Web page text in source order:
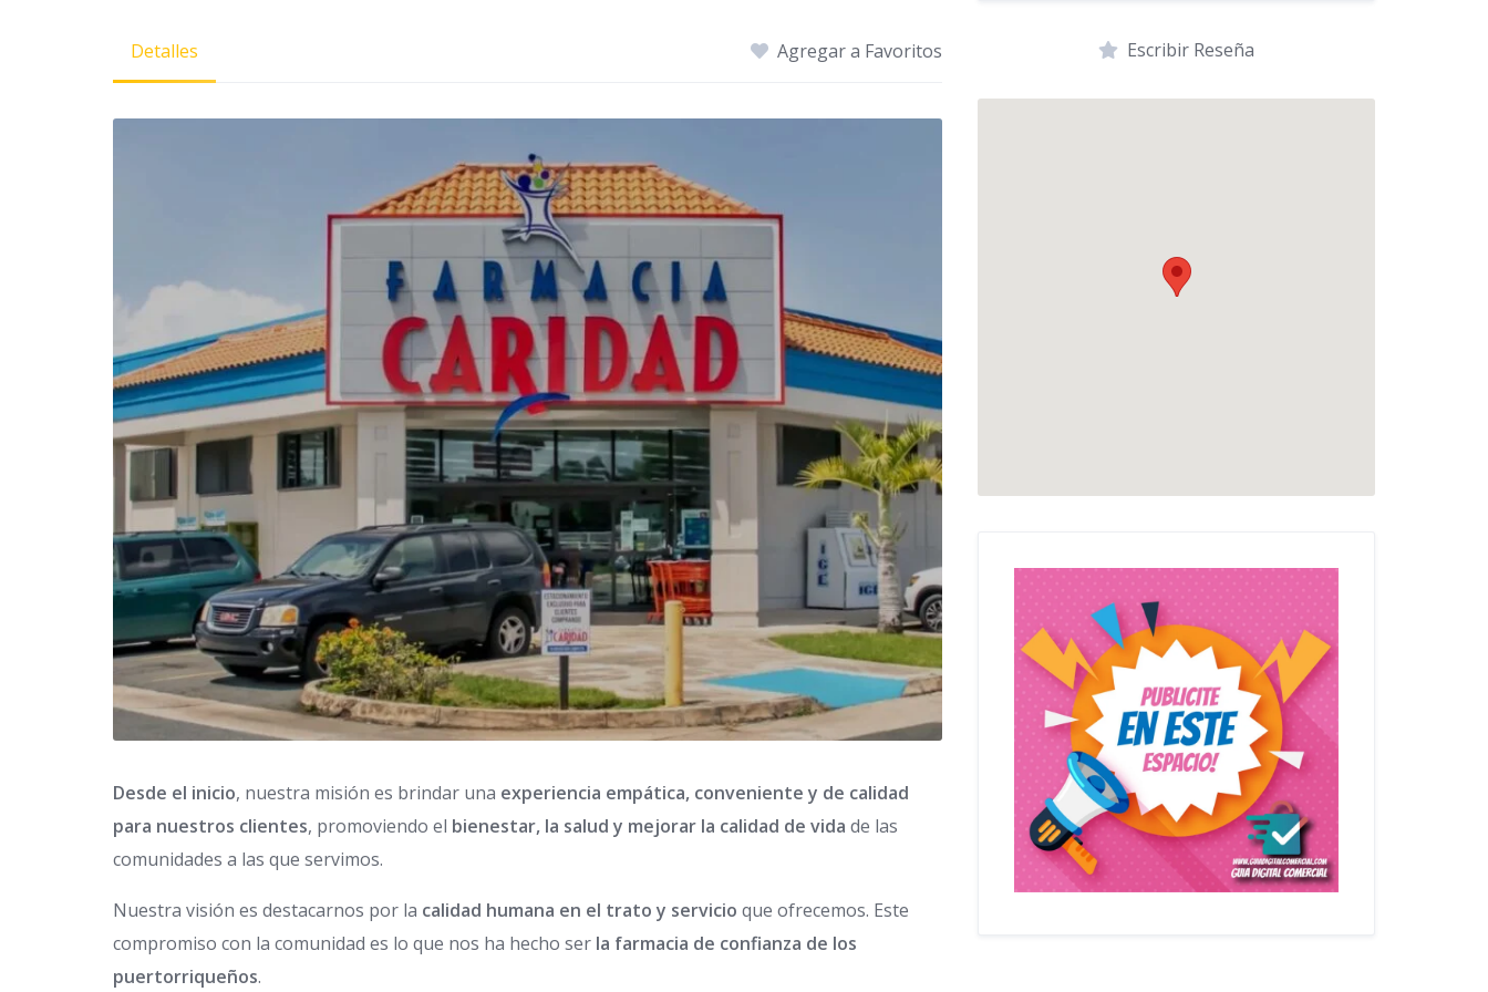
Detalles Agregar a Favoritos
Desde el inicio, nuestra misión es brindar una experiencia empática, conveniente y de calidad
para nuestros clientes, promoviendo el bienestar, la salud y mejorar la calidad de vida de las
comunidades a las que servimos.
Nuestra visión es destacarnos por la calidad humana en el trato y servicio que ofrecemos. Este
compromiso con la comunidad es lo que nos ha hecho ser la farmacia de confianza de los
puertorriqueños.
Escribir Reseña